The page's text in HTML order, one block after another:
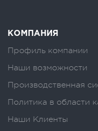
КОМПАНИЯ
Профиль компании
Наши возможности
Производственная
Политика в области
Наши Клиенты